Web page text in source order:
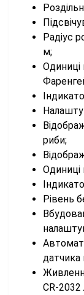
Радіус
м;
Одиниці
риби;
Одиниці
Рівень
датчика
СR-2032